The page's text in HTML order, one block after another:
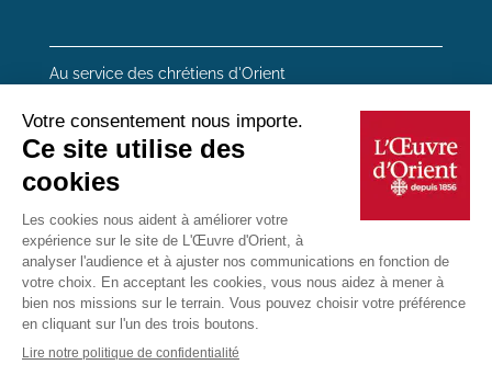
Au service des chrétiens d'Orient
20 rue du Regard 75006 Paris
Mentions Légales
Plan du site